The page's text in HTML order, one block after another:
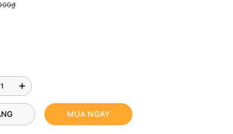
+
MUA NGAY